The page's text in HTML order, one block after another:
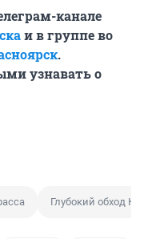
канале
и в группе во
.
узнавать о
Глубокий обход